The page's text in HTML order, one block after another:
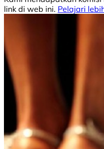
link di web ini. Pelajari